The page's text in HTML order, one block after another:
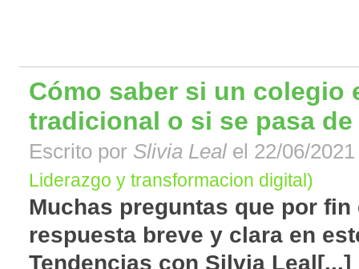
Cómo saber si un colegio
tradicional o si se pasa
Escrito por Slivia Leal el 22/06/
Liderazgo y transformacion digital)
Muchas preguntas que por fin
respuesta breve y clara en
Tendencias con Silvia Leal[...]